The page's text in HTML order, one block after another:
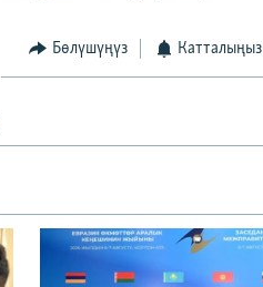
Бөлүшүңүз Катталыңыз